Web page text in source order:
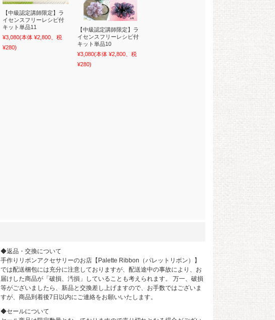
【中級認定講師限定】ラ
イセンスフリーレシピ付
キット単品11
¥3,080(本体 ¥2,800、税
¥280)
【中級認定講師限定】ラ
イセンスフリーレシピ付
キット単品10
¥3,080(本体 ¥2,800、税
¥280)
◆返品・交換について
手作りリボンアクセサリーのお店【Palette Ribbon（パレットリボン）】
では配送梱包には充分に注意しておりますが、配送途中の事故により、お
届けした商品が「破損、汚損」していることも考えられます。 万一、破損
等がございましたら、新品と交換差し上げますので、お手数ではございま
すが、商品到着後7日以内にご連絡をお願いいたします。
◆セールについて